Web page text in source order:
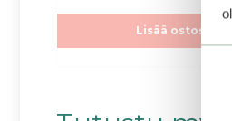
s
Lisää